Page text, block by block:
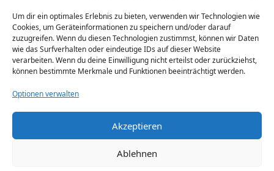
Um dir ein optimales Erlebnis zu bieten, verwenden wir Technologien wie
Cookies, um Geräteinformationen zu speichern und/oder darauf
zuzugreifen. Wenn du diesen Technologien zustimmst, können wir Daten
wie das Surfverhalten oder eindeutige IDs auf dieser Website
verarbeiten. Wenn du deine Einwilligung nicht erteilst oder zurückziehst,
können bestimmte Merkmale und Funktionen beeinträchtigt werden.
Optionen verwalten
Akzeptieren
Ablehnen
© 2026 Otaku Japan. Alle Rechte vorbehalten.